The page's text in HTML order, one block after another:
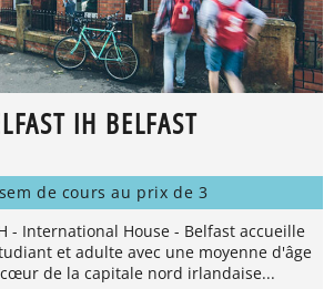
IH BELFAST
de cours au prix de 3
- International House - Belfast accueille
et adulte avec une moyenne d'âge
de la capitale nord irlandaise...